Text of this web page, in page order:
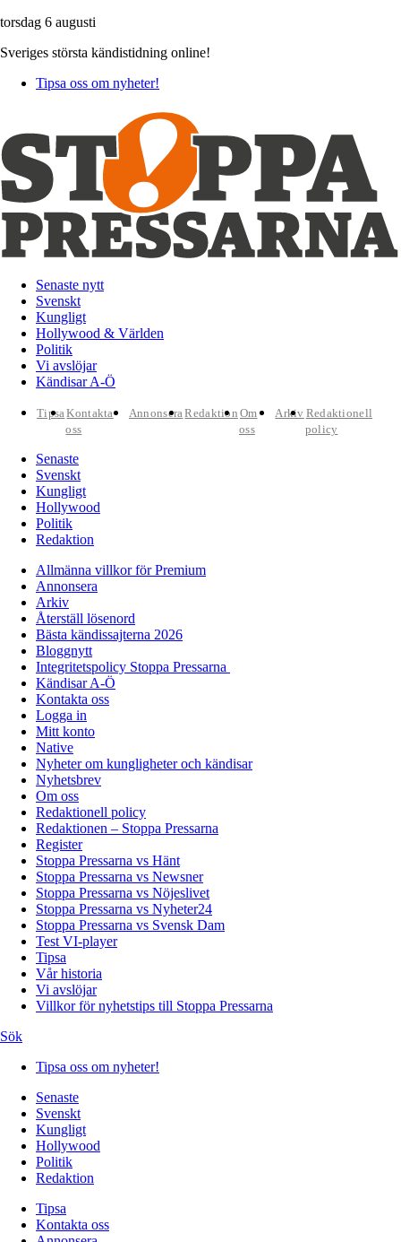
torsdag 6 augusti
Sveriges största kändistidning online!
Tipsa oss om nyheter!
Senaste nytt
Svenskt
Kungligt
Hollywood & Världen
Politik
Vi avslöjar
Kändisar A-Ö
TipsaKontakta
oss
AnnonseraRedaktion Om
oss
Arkiv Redaktionell
policy
Senaste
Svenskt
Kungligt
Hollywood
Politik
Redaktion
Allmänna villkor för Premium
Annonsera
Arkiv
Återställ lösenord
Bästa kändissajterna 2026
Bloggnytt
Integritetspolicy Stoppa Pressarna
Kändisar A-Ö
Kontakta oss
Logga in
Mitt konto
Native
Nyheter om kungligheter och kändisar
Nyhetsbrev
Om oss
Redaktionell policy
Redaktionen – Stoppa Pressarna
Register
Stoppa Pressarna vs Hänt
Stoppa Pressarna vs Newsner
Stoppa Pressarna vs Nöjeslivet
Stoppa Pressarna vs Nyheter24
Stoppa Pressarna vs Svensk Dam
Test VI-player
Tipsa
Vår historia
Vi avslöjar
Villkor för nyhetstips till Stoppa Pressarna
Sök
Tipsa oss om nyheter!
Senaste
Svenskt
Kungligt
Hollywood
Politik
Redaktion
Tipsa
Kontakta oss